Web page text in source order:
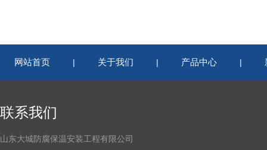
网站首页 | 关于我们 | 产品中心 |
联系我们
山东大城防腐保温安装工程有限公司